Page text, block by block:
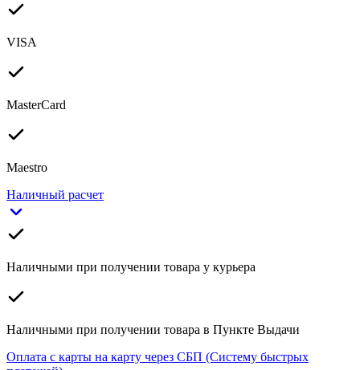
VISA
MasterCard
Maestro
Наличный расчет
Наличными при получении товара у курьера
Наличными при получении товара в Пункте Выдачи
Оплата с карты на карту через СБП (Систему быстрых